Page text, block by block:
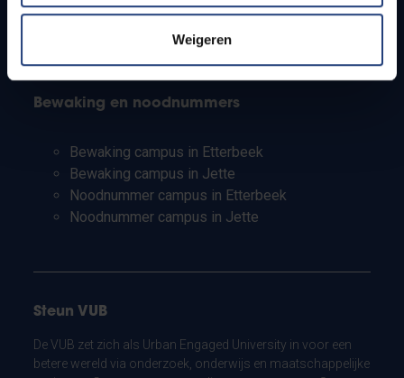
Weigeren
Leerkrachten en secundaire scholen
Bewaking en noodnummers
Bewaking campus in Etterbeek
Bewaking campus in Jette
Noodnummer campus in Etterbeek
Noodnummer campus in Jette
Steun VUB
De VUB zet zich als Urban Engaged University in voor een
betere wereld via onderzoek, onderwijs en maatschappelijke